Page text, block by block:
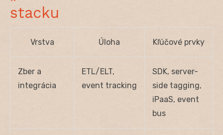
stacku
Vrstva Úloha Kľúčové prvky
Zber a
integrácia
ETL/ELT,
event tracking
SDK, server-
side tagging,
iPaaS, event
bus